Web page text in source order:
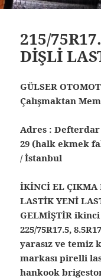
215/
DİŞLİ
GÜLSER
Çalışmaktan
Adres :
29 (halk ekmek
/ İstanbul
İKİNCİ EL ÇIKMA
LASTİK YENİ
GELMİŞTİR ikinci
225/75R17.5,
yarasız ve temiz
markası pirelli
hankook